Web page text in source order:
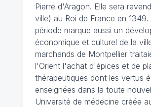
Pierre d'Aragon. Elle sera
ville) au Roi de France en 1349.
période marque aussi un
économique et culturel de la
marchands de Montpellier
l'Orient l'achat d'épices et de
thérapeutiques dont les vertus
enseignées dans la toute
Université de médecine créée